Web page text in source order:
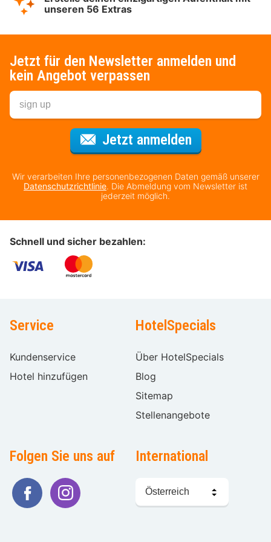
unseren 56 Extras
Jetzt für den Newsletter anmelden und
kein Angebot verpassen
Jetzt anmeldenFür den
Wir verarbeiten Ihre personenbezogenen Daten gemäß unserer
Datenschutzrichtlinie. Die Abmeldung vom Newsletter ist
jederzeit möglich.
Schnell und sicher bezahlen:
Service
Kundenservice
Hotel hinzufügen
HotelSpecials
Über HotelSpecials
Blog
Sitemap
Stellenangebote
Folgen Sie uns auf International
Sprache
wählen